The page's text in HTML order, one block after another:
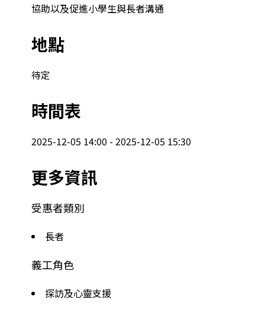
協助以及促進小學生與長者溝通
地點
待定
時間表
2025-12-05 14:00 - 2025-12-05 15:30
更多資訊
受惠者類別
長者
義工角色
探訪及心靈支援